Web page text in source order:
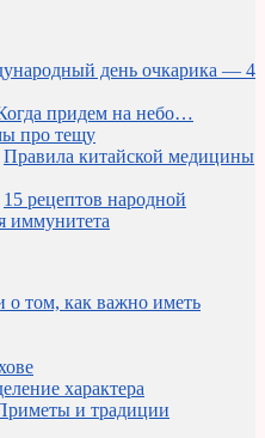
день очкарика — 4
придем на небо…
про тещу
Правила китайской медицины
15 рецептов народной
иммунитета
о том, как важно иметь
характера
и традиции